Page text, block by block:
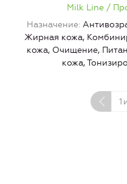
Milk Line /
Назначение
Жирная кожа,
кожа, Очищение,
кожа,
1